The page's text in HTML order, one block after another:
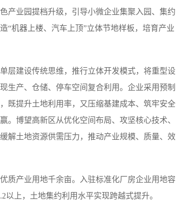
产业园提档升级，引导小微企业集聚入园、集约
“机器上楼、汽车上顶”立体节地样板，培育产业
建设传统思维，推行立体开发模式，将重型设
生产、仓储、停车空间复合利用。企业采用预制
既提升土地利用率，又压缩基建成本、筑牢安全
。博望高新区从优化空间布局、攻坚核心技术、
解土地资源供需压力，推动产业规模、质量、效
产业用地千余亩。入驻标准化厂房企业用地容
以上，土地集约利用水平实现跨越式提升。